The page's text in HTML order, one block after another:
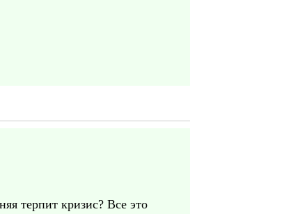
терпит кризис? Все это